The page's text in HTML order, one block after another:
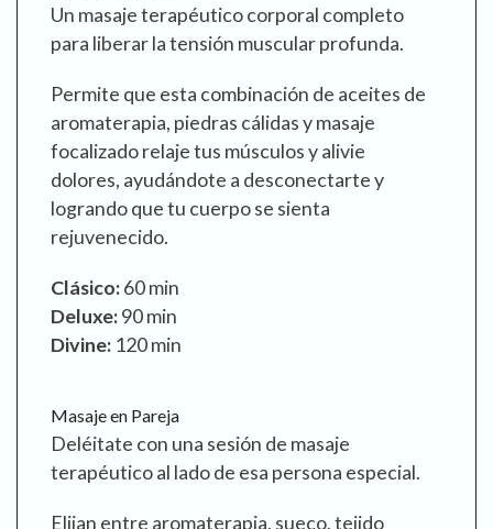
Un masaje terapéutico corporal completo
para liberar la tensión muscular profunda.
Permite que esta combinación de aceites de
aromaterapia, piedras cálidas y masaje
focalizado relaje tus músculos y alivie
dolores, ayudándote a desconectarte y
logrando que tu cuerpo se sienta
rejuvenecido.
Clásico:60 min
Deluxe:90 min
Divine: 120 min
Masaje en Pareja
Deléitate con una sesión de masaje
terapéutico al lado de esa persona especial.
Elijan entre aromaterapia, sueco, tejido